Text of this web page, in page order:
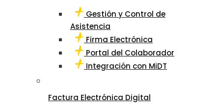
Gestión y Control de
Asistencia
Firma Electrónica
Portal del Colaborador
Integración con MiDT
Factura Electrónica Digital